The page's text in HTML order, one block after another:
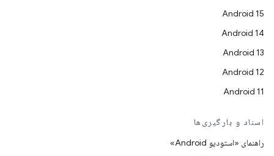
Android 15
Android 14
Android 13
Android 12
Android 11
اسناد و بارگیری‌ها
راهنمای «استودیو Android»